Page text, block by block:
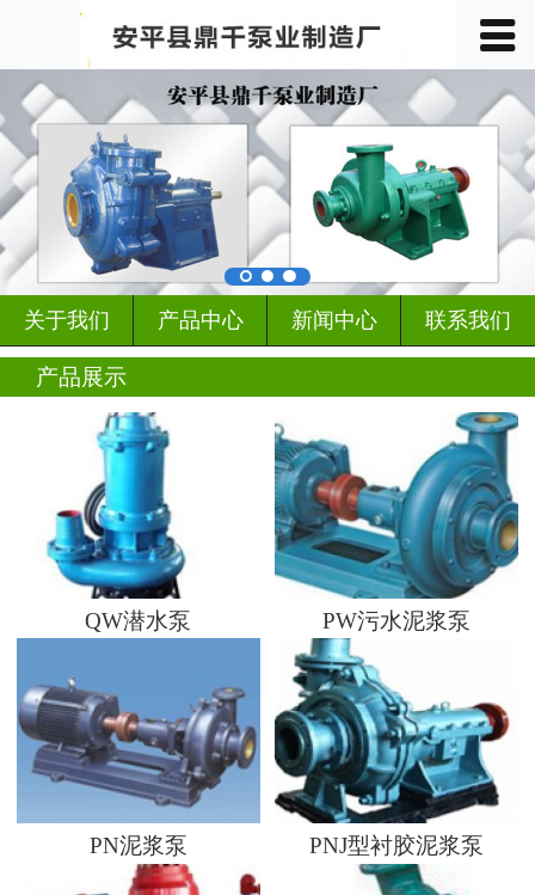
 首页
关于我们
产品中心
车间展示
客户见证
行业动态
新闻中心
联系我们
󰀥
关于我们 产品中心 新闻中心 联系我们
产品展示
QW潜水泵 PW污水泥浆泵
PN泥浆泵 PNJ型衬胶泥浆泵